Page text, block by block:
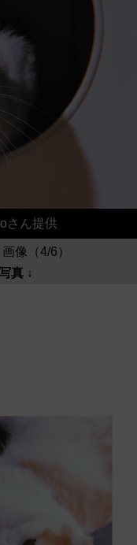
さん提供
像（4/6）
真 ↓